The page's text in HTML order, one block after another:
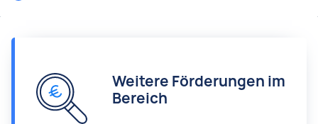
Weitere Förderungen im
Bereich